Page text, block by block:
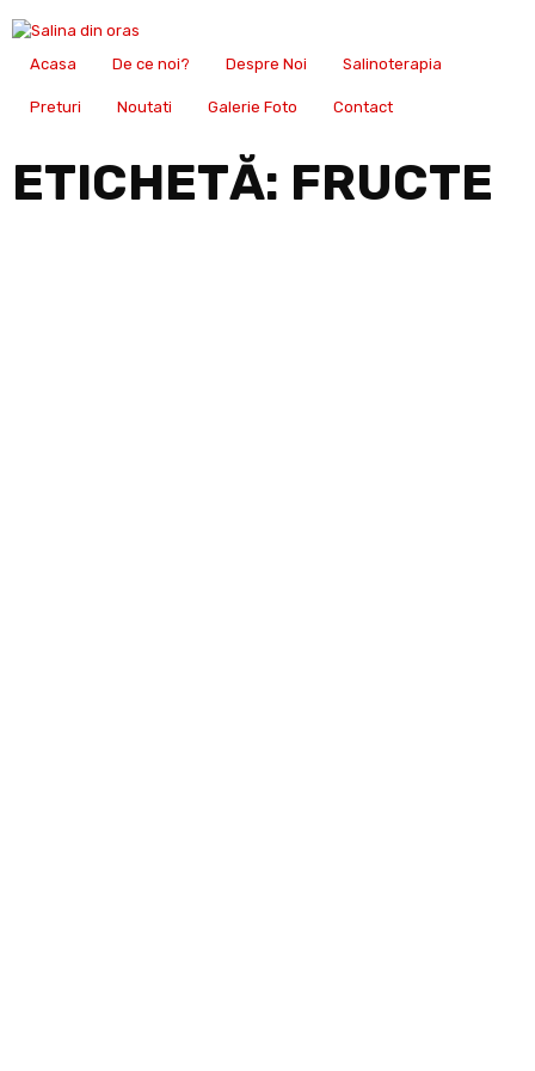
Acasa De ce noi? Despre Noi Salinoterapia
Preturi Noutati Galerie Foto Contact
ETICHETĂ: FRUCTE